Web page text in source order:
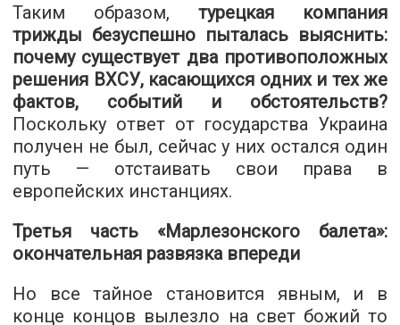
Таким образом, турецкая компания
трижды безуспешно пыталась выяснить:
почему существует два противоположных
решения ВХСУ, касающихся одних и тех же
фактов, событий и обстоятельств?
Поскольку ответ от государства Украина
получен не был, сейчас у них остался один
путь — отстаивать свои права в
европейских инстанциях.
Третья часть «Марлезонского балета»:
окончательная развязка впереди
Но все тайное становится явным, и в
конце концов вылезло на свет божий то